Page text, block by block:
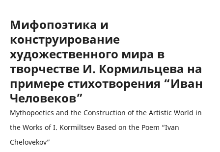
Мифопоэтика и
конструирование
художественного мира в
творчестве И. Кормильцева на
примере стихотворения “Иван
Человеков”
Mythopoetics and the Construction of the Artistic World in
the Works of I. Kormiltsev Based on the Poem “Ivan
Chelovekov”